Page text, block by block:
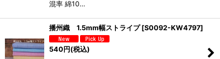
混率 綿10…
播州織 1.5mm幅ストライプ [S0092-KW4797]
540円(税込)